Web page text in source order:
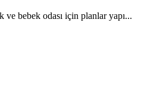
ve bebek odası için planlar yapı...